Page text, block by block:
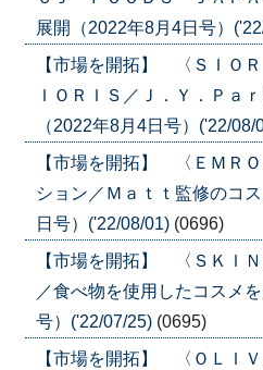
展開（2022年8月4日号）
【市場を開拓】 〈ＳＩＯ
ＩＯＲＩＳ／Ｊ．Ｙ．Ｐａ
（2022年8月4日号）('22/08/
【市場を開拓】 〈ＥＭＲ
ション／Ｍａｔｔ監修のコ
日号）('22/08/01) (0696)
【市場を開拓】 〈ＳＫＩ
／食べ物を使用したコスメ
号）('22/07/25) (0695)
【市場を開拓】 〈ＯＬＩ